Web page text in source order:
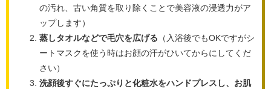
の汚れ、古い角質を取り除くことで美容液の浸透力がア
ップします）
蒸しタオルなどで毛穴を広げる （入浴後でもOKですがシ
ートマスクを使う時はお顔の汗がひいてからにしてくだ
さい）
洗顔後すぐにたっぷりと化粧水をハンドプレスし、お肌